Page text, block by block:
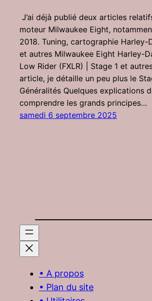
J’ai déjà publié deux articles
moteur Milwaukee Eight,
2018. Tuning, cartographie Harley-
et autres Milwaukee Eight Harley-
Low Rider (FXLR) | Stage 1 et
article, je détaille un peu plus le
Généralités Quelques explications
comprendre les grands principes…
samedi 6 septembre 2025
• A propos
• Plan du site